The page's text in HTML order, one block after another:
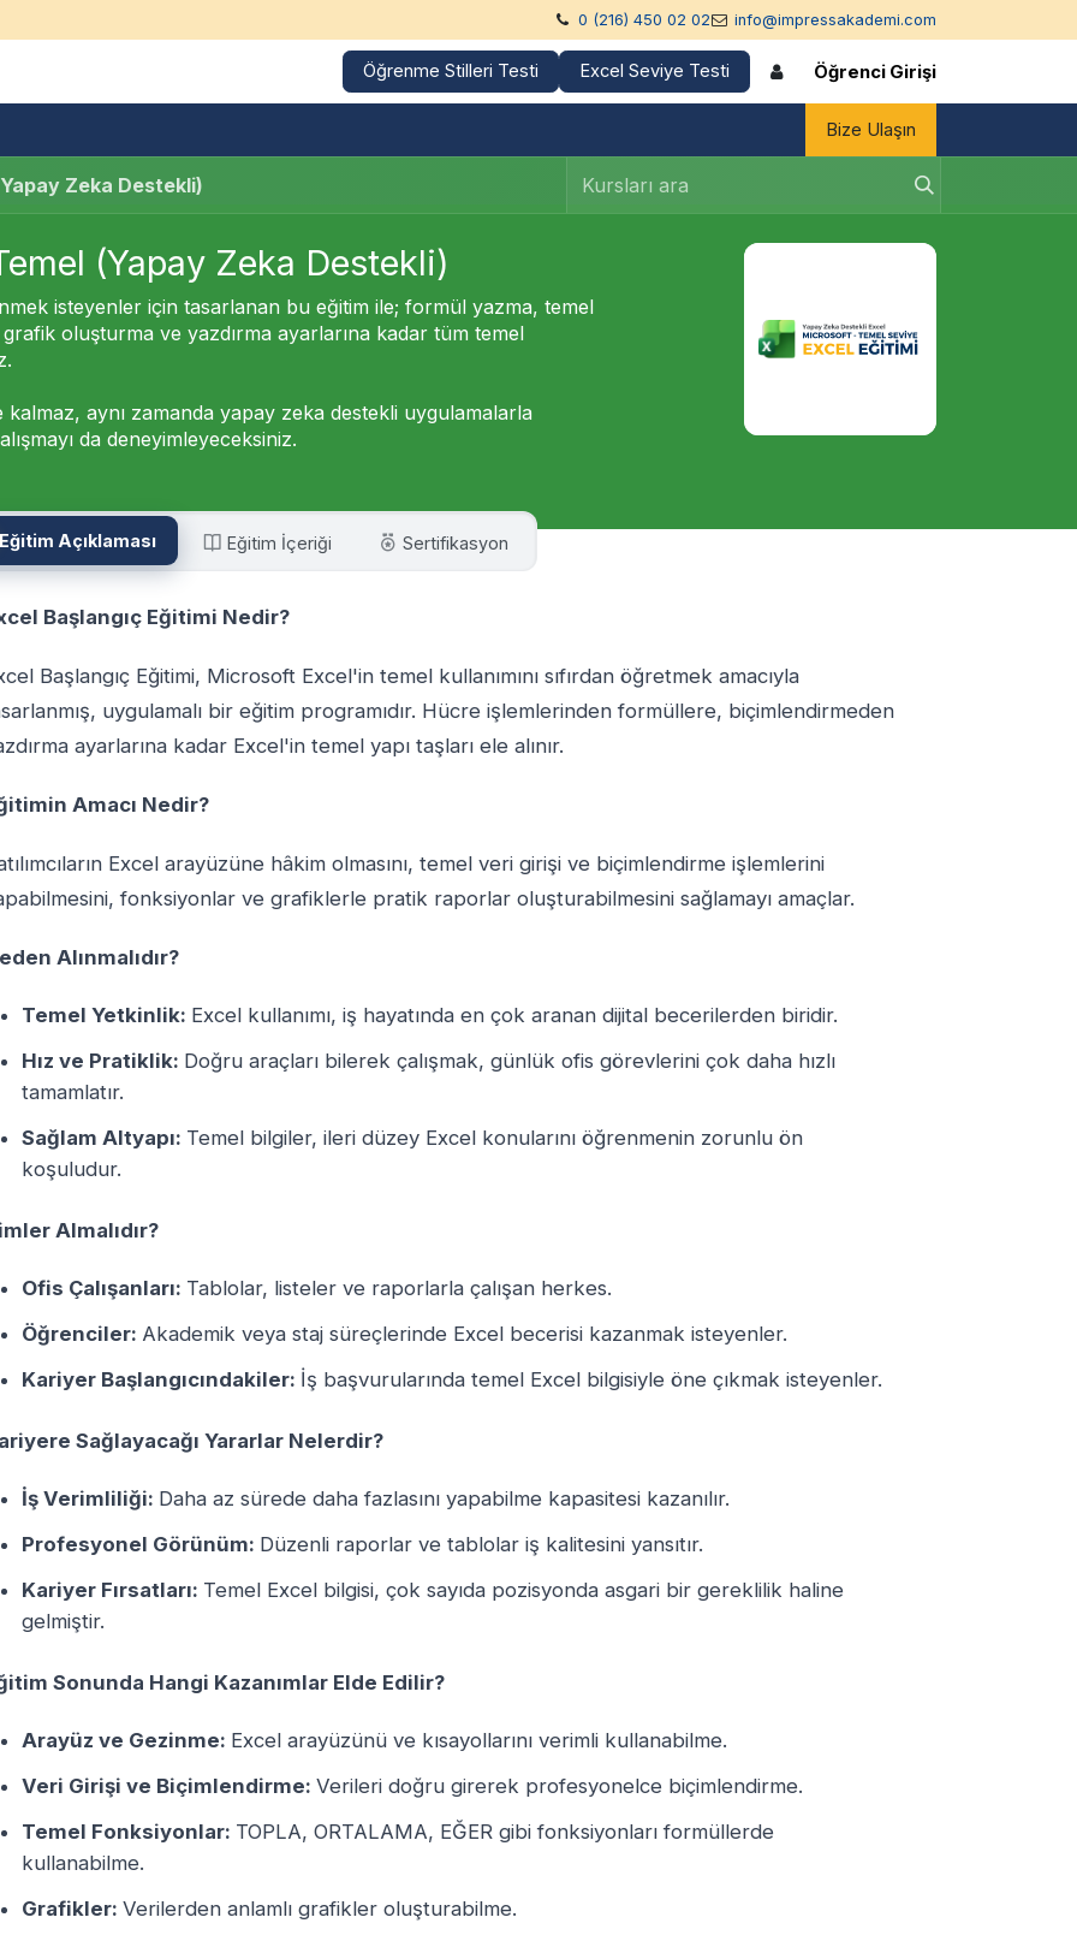
0 (216) 450 02 02 info@impressakademi.com
Öğrenme Stilleri Testi Excel Seviye Testi Öğrenci Girişi
Bize Ulaşın
Zeka Destekli)
(Yapay Zeka Destekli)
isteyenler için tasarlanan bu eğitim ile; formül yazma, temel
oluşturma ve yazdırma ayarlarına kadar tüm temel
aynı zamanda yapay zeka destekli uygulamalarla
da deneyimleyeceksiniz.
Eğitim Açıklaması Eğitim İçeriği Sertifikasyon
Başlangıç Eğitimi Nedir?
Başlangıç Eğitimi, Microsoft Excel'in temel kullanımını sıfırdan öğretmek amacıyla
uygulamalı bir eğitim programıdır. Hücre işlemlerinden formüllere, biçimlendirmeden
ayarlarına kadar Excel'in temel yapı taşları ele alınır.
Amacı Nedir?
Excel arayüzüne hâkim olmasını, temel veri girişi ve biçimlendirme işlemlerini
fonksiyonlar ve grafiklerle pratik raporlar oluşturabilmesini sağlamayı amaçlar.
Alınmalıdır?
Temel Yetkinlik: Excel kullanımı, iş hayatında en çok aranan dijital becerilerden biridir.
Hız ve Pratiklik: Doğru araçları bilerek çalışmak, günlük ofis görevlerini çok daha hızlı
tamamlatır.
Sağlam Altyapı: Temel bilgiler, ileri düzey Excel konularını öğrenmenin zorunlu ön
koşuludur.
Almalıdır?
Ofis Çalışanları: Tablolar, listeler ve raporlarla çalışan herkes.
Öğrenciler: Akademik veya staj süreçlerinde Excel becerisi kazanmak isteyenler.
Kariyer Başlangıcındakiler: İş başvurularında temel Excel bilgisiyle öne çıkmak isteyenler.
Sağlayacağı Yararlar Nelerdir?
İş Verimliliği: Daha az sürede daha fazlasını yapabilme kapasitesi kazanılır.
Profesyonel Görünüm: Düzenli raporlar ve tablolar iş kalitesini yansıtır.
Kariyer Fırsatları: Temel Excel bilgisi, çok sayıda pozisyonda asgari bir gereklilik haline
gelmiştir.
Sonunda Hangi Kazanımlar Elde Edilir?
Arayüz ve Gezinme: Excel arayüzünü ve kısayollarını verimli kullanabilme.
Veri Girişi ve Biçimlendirme: Verileri doğru girerek profesyonelce biçimlendirme.
Temel Fonksiyonlar: TOPLA, ORTALAMA, EĞER gibi fonksiyonları formüllerde
kullanabilme.
Grafikler: Verilerden anlamlı grafikler oluşturabilme.